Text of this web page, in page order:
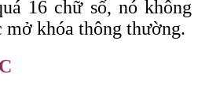
16 chữ số, nó không
mở khóa thông thường.